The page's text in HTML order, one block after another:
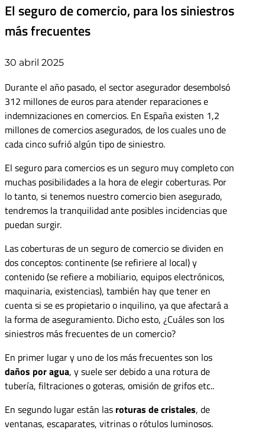
El seguro de comercio, para los siniestros
más frecuentes
30 abril 2025
Durante el año pasado, el sector asegurador desembolsó
312 millones de euros para atender reparaciones e
indemnizaciones en comercios. En España existen 1,2
millones de comercios asegurados, de los cuales uno de
cada cinco sufrió algún tipo de siniestro.
El seguro para comercios es un seguro muy completo con
muchas posibilidades a la hora de elegir coberturas. Por
lo tanto, si tenemos nuestro comercio bien asegurado,
tendremos la tranquilidad ante posibles incidencias que
puedan surgir.
Las coberturas de un seguro de comercio se dividen en
dos conceptos: continente (se refiriere al local) y
contenido (se refiere a mobiliario, equipos electrónicos,
maquinaria, existencias), también hay que tener en
cuenta si se es propietario o inquilino, ya que afectará a
la forma de aseguramiento. Dicho esto, ¿Cuáles son los
siniestros más frecuentes de un comercio?
En primer lugar y uno de los más frecuentes son los
daños por agua, y suele ser debido a una rotura de
tubería, filtraciones o goteras, omisión de grifos etc..
En segundo lugar están las roturas de cristales, de
ventanas, escaparates, vitrinas o rótulos luminosos.